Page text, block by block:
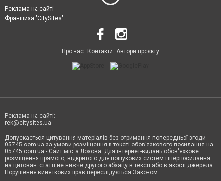
Реклама на сайті
Франшиза "CitySites"
Про нас Контакти Автори проєкту
Реклама на сайті:
rek@citysites.ua
Допускається цитування матеріалів без отримання попередньої згоди
05745.com.ua за умови розміщення в тексті обов'язкового посилання на
05745.com.ua - Сайт міста Лозова. Для інтернет-видань обов'язкове
розміщення прямого, відкритого для пошукових систем гіперпосилання
на цитовані статті не нижче другого абзацу в тексті або в якості джерела.
Порушення виняткових прав переслідується Законом.